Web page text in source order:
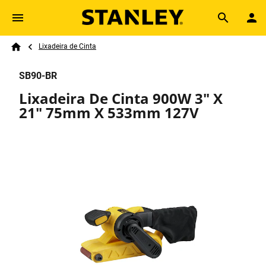
Skip to main content
Search
Breadcrumb
Lixadeira de Cinta
SB90-BR
Lixadeira De Cinta 900W 3" X
21" 75mm X 533mm 127V